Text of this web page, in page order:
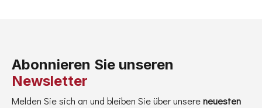
Abonnieren Sie unseren
Newsletter
Melden Sie sich an und bleiben Sie über unsereneuesten